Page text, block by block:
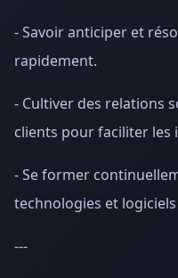
- Savoir anticiper et
rapidement.
- Cultiver des relations
clients pour faciliter
- Se former
technologies et
---